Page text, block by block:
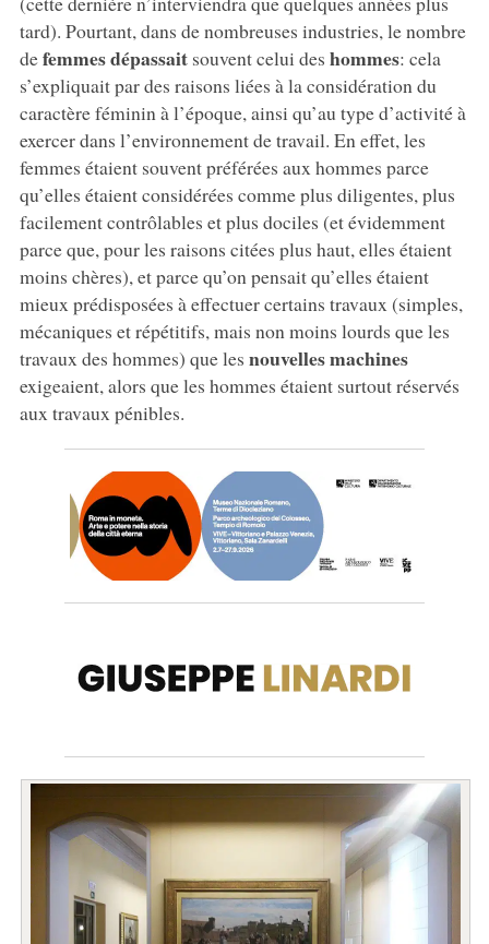
tard). Pourtant, dans de nombreuses industries, le nombre
defemmes dépassaitsouvent celui des hommes: cela
s’expliquait par des raisons liées à la considération du
caractère féminin à l’époque, ainsi qu’au type d’activité à
exercer dans l’environnement de travail. En effet, les
femmes étaient souvent préférées aux hommes parce
qu’elles étaient considérées comme plus diligentes, plus
facilement contrôlables et plus dociles (et évidemment
parce que, pour les raisons citées plus haut, elles étaient
moins chères), et parce qu’on pensait qu’elles étaient
mieux prédisposées à effectuer certains travaux (simples,
mécaniques et répétitifs, mais non moins lourds que les
travaux des hommes) que les nouvelles machines
exigeaient, alors que les hommes étaient surtout réservés
aux travaux pénibles.